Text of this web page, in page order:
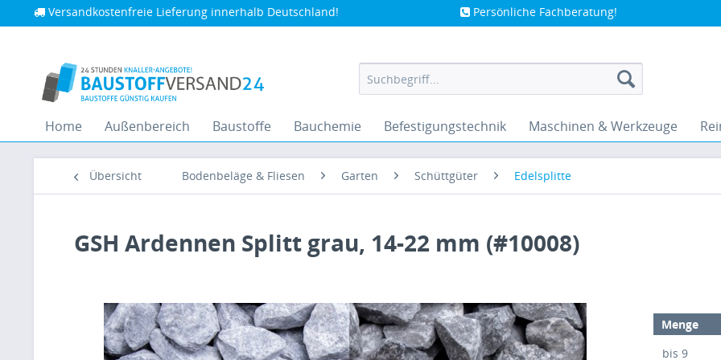
Versandkostenfreie Lieferung innerhalb Deutschland! Persönliche Fachberatung!
Home Außenbereich Baustoffe Bauchemie Befestigungstechnik Maschinen & Werkzeuge
Übersicht Bodenbeläge & Fliesen Garten Schüttgüter Edelsplitte
GSH Ardennen Splitt grau, 14-22 mm (#10008)
Menge
bis9